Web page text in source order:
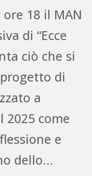
18 il MAN
di “Ecce
ciò che si
di
a
2025 come
e
dello...